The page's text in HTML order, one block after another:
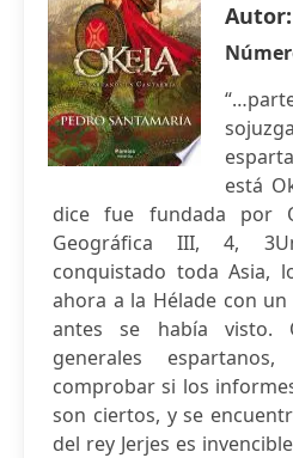
Autor:
está
dice fue fundada por
Geográfica III, 4,
conquistado toda Asia,
ahora a la Hélade con
antes se había visto.
generales
comprobar si los
son ciertos, y se
del rey Jerjes es